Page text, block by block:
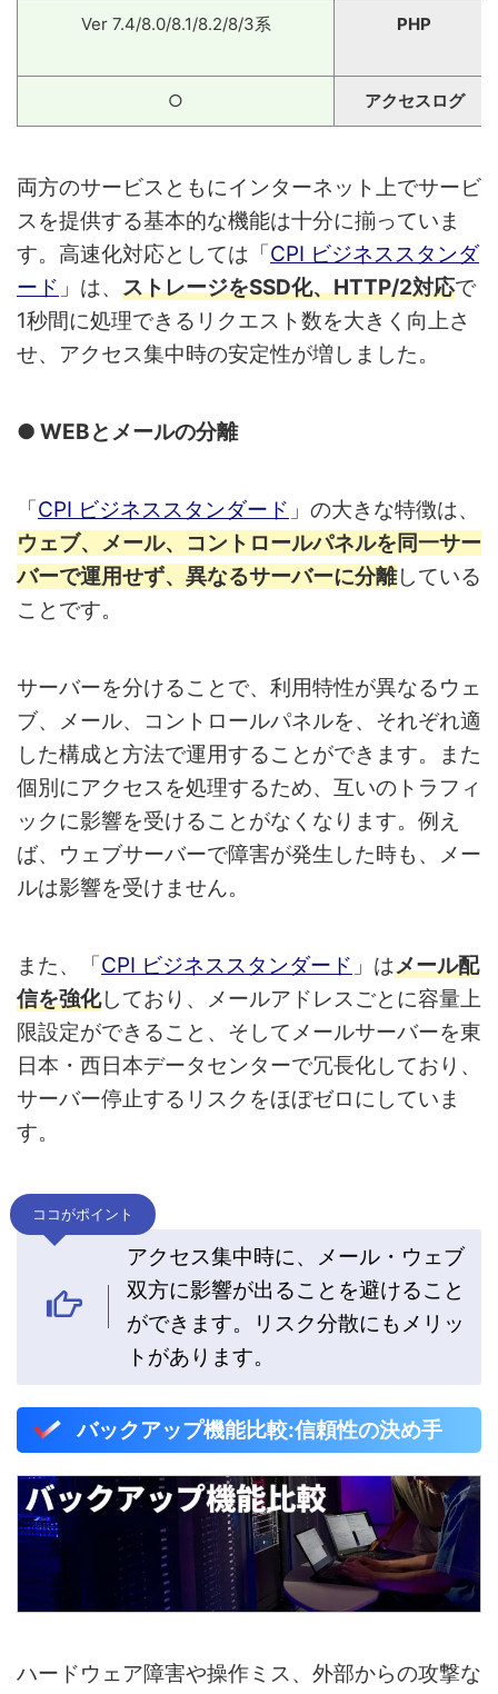
Ver 7.4/8.0/8.1/8.2/8/3系 PHP
○ アクセスログ
両方のサービスともにインターネット上でサービ
スを提供する基本的な機能は十分に揃っていま
す。高速化対応としては「CPI ビジネススタンダ
ード 」は、 ストレージをSSD化、HTTP/2対応で
1秒間に処理できるリクエスト数を大きく向上さ
せ、アクセス集中時の安定性が増しました。
● WEBとメールの分離
「CPI ビジネススタンダード 」の大きな特徴は、
ウェブ、メール、コントロールパネルを同一サー
バーで運用せず、異なるサーバーに分離している
ことです。
サーバーを分けることで、利用特性が異なるウェ
ブ、メール、コントロールパネルを、それぞれ適
した構成と方法で運用することができます。また
個別にアクセスを処理するため、互いのトラフィ
ックに影響を受けることがなくなります。例え
ば、ウェブサーバーで障害が発生した時も、メー
ルは影響を受けません。
また、「CPI ビジネススタンダード 」はメール配
信を強化しており、メールアドレスごとに容量上
限設定ができること、そしてメールサーバーを東
日本・西日本データセンターで冗長化しており、
サーバー停止するリスクをほぼゼロにしていま
す。
ココがポイント
アクセス集中時に、メール・ウェブ
双方に影響が出ることを避けること
ができます。リスク分散にもメリッ
トがあります。
バックアップ機能比較:信頼性の決め手
ハードウェア障害や操作ミス、外部からの攻撃な